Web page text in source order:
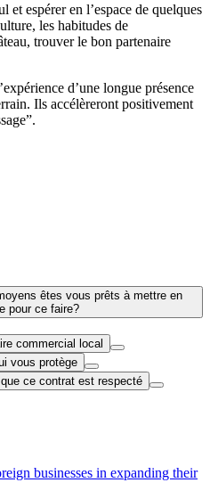
et espérer en l’espace de quelques
les habitudes de
trouver le bon partenaire
d’une longue présence
Ils accélèreront positivement
êtes vous prêts à mettre en
pour ce faire?
commercial local
vous protège
ce contrat est respecté